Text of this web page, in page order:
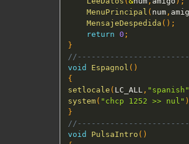
MenuPrincipal ( num ,
MensajeDespedida ( ) ;
return 0 ;
}
void
Espagnol ( )
{
setlocale ( LC_ALL , "spanish"
system( "chcp 1252 >> nul" )
}
void
PulsaIntro ( )